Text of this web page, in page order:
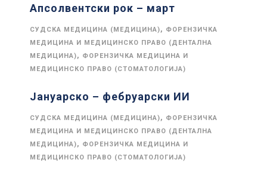
Апсолвентски рок – март
СУДСКА МЕДИЦИНА (МЕДИЦИНА), ФОРЕНЗИЧКА
МЕДИЦИНА И МЕДИЦИНСКО ПРАВО (ДЕНТАЛНА
МЕДИЦИНА), ФОРЕНЗИЧКА МЕДИЦИНА И
МЕДИЦИНСКО ПРАВО (СТОМАТОЛОГИЈА)
Јануарско – фебруарски ИИ
СУДСКА МЕДИЦИНА (МЕДИЦИНА), ФОРЕНЗИЧКА
МЕДИЦИНА И МЕДИЦИНСКО ПРАВО (ДЕНТАЛНА
МЕДИЦИНА), ФОРЕНЗИЧКА МЕДИЦИНА И
МЕДИЦИНСКО ПРАВО (СТОМАТОЛОГИЈА)